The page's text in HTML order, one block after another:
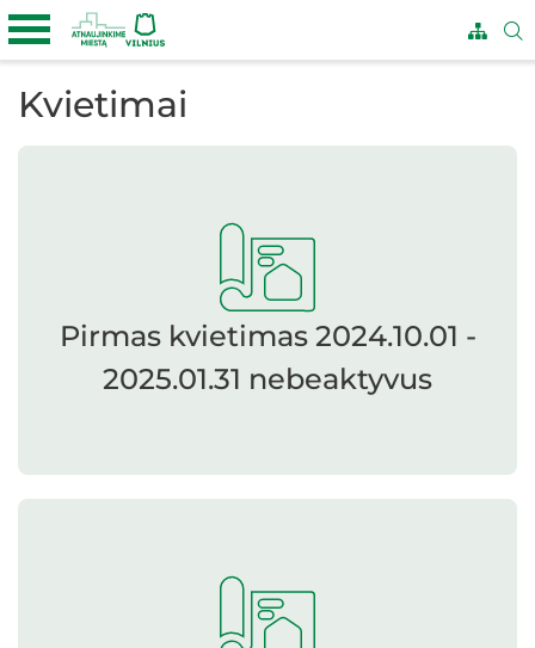
Kvietimai
Pirmas kvietimas 2024.10.01 -
2025.01.31 nebeaktyvus